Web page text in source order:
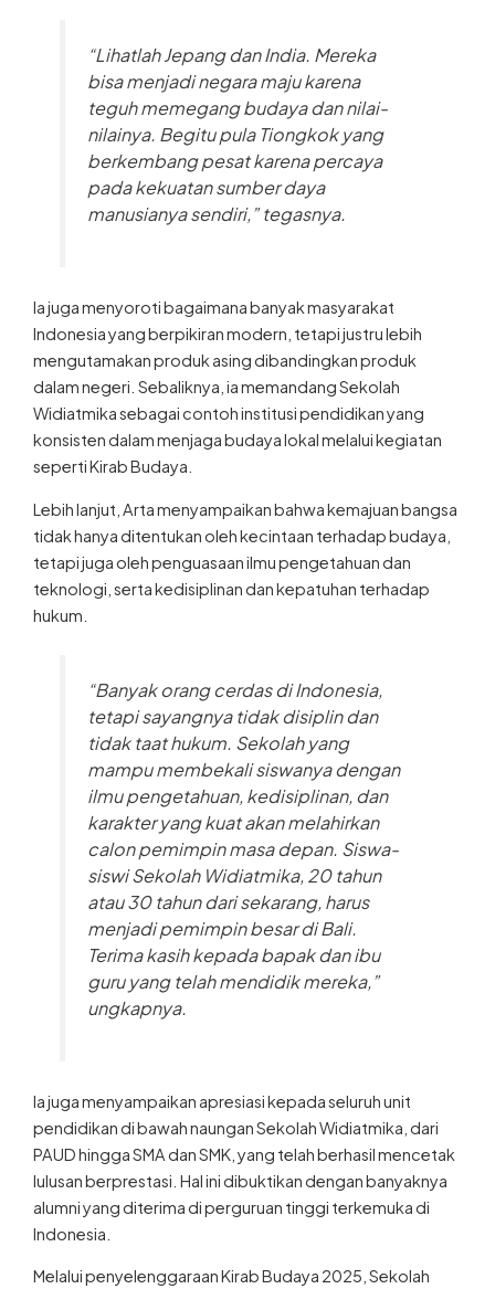
“Lihatlah Jepang dan India. Mereka
bisa menjadi negara maju karena
teguh memegang budaya dan nilai-
nilainya. Begitu pula Tiongkok yang
berkembang pesat karena percaya
pada kekuatan sumber daya
manusianya sendiri,” tegasnya.
Ia juga menyoroti bagaimana banyak masyarakat
Indonesia yang berpikiran modern, tetapi justru lebih
mengutamakan produk asing dibandingkan produk
dalam negeri. Sebaliknya, ia memandang Sekolah
Widiatmika sebagai contoh institusi pendidikan yang
konsisten dalam menjaga budaya lokal melalui kegiatan
seperti Kirab Budaya.
Lebih lanjut, Arta menyampaikan bahwa kemajuan bangsa
tidak hanya ditentukan oleh kecintaan terhadap budaya,
tetapi juga oleh penguasaan ilmu pengetahuan dan
teknologi, serta kedisiplinan dan kepatuhan terhadap
hukum.
“Banyak orang cerdas di Indonesia,
tetapi sayangnya tidak disiplin dan
tidak taat hukum. Sekolah yang
mampu membekali siswanya dengan
ilmu pengetahuan, kedisiplinan, dan
karakter yang kuat akan melahirkan
calon pemimpin masa depan. Siswa-
siswi Sekolah Widiatmika, 20 tahun
atau 30 tahun dari sekarang, harus
menjadi pemimpin besar di Bali.
Terima kasih kepada bapak dan ibu
guru yang telah mendidik mereka,”
ungkapnya.
Ia juga menyampaikan apresiasi kepada seluruh unit
pendidikan di bawah naungan Sekolah Widiatmika, dari
PAUD hingga SMA dan SMK, yang telah berhasil mencetak
lulusan berprestasi. Hal ini dibuktikan dengan banyaknya
alumni yang diterima di perguruan tinggi terkemuka di
Indonesia.
Melalui penyelenggaraan Kirab Budaya 2025, Sekolah